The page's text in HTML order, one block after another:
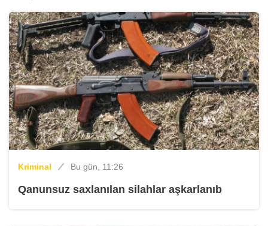
Kriminal Bu gün, 11:26
Qanunsuz saxlanılan silahlar aşkarlanıb